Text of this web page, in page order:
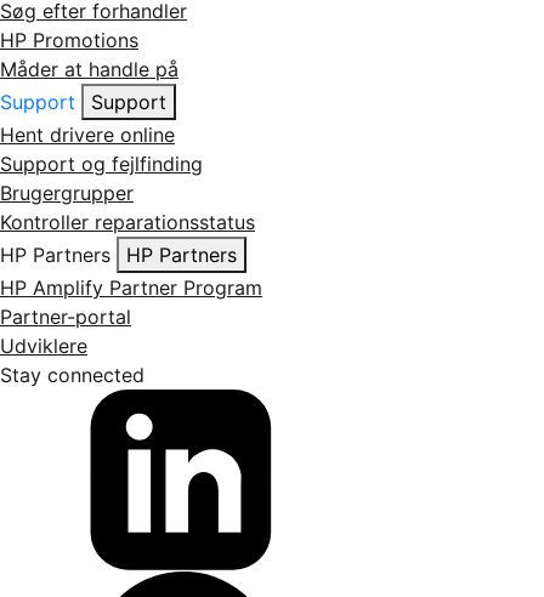
Søg efter forhandler
HP Promotions
Måder at handle på
Support
Support
Hent drivere online
Support og fejlfinding
Brugergrupper
Kontroller reparationsstatus
HP Partners
HP Partners
HP Amplify Partner Program
Partner-portal
Udviklere
Stay connected